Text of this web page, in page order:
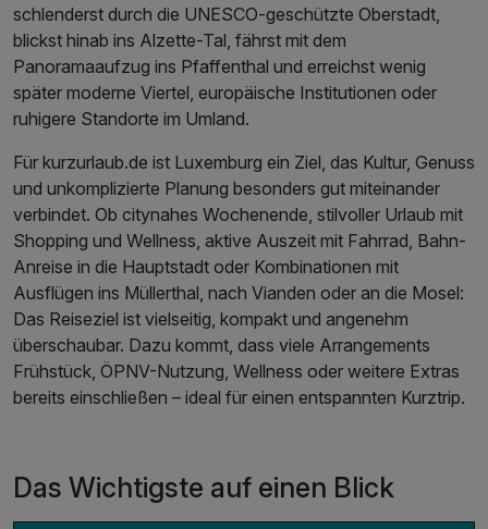
schlenderst durch die UNESCO-geschützte Oberstadt,
blickst hinab ins Alzette-Tal, fährst mit dem
Panoramaaufzug ins Pfaffenthal und erreichst wenig
später moderne Viertel, europäische Institutionen oder
ruhigere Standorte im Umland.
Für kurzurlaub.de ist Luxemburg ein Ziel, das Kultur, Genuss
und unkomplizierte Planung besonders gut miteinander
verbindet. Ob citynahes Wochenende, stilvoller Urlaub mit
Shopping und Wellness, aktive Auszeit mit Fahrrad, Bahn-
Anreise in die Hauptstadt oder Kombinationen mit
Ausflügen ins Müllerthal, nach Vianden oder an die Mosel:
Das Reiseziel ist vielseitig, kompakt und angenehm
überschaubar. Dazu kommt, dass viele Arrangements
Frühstück, ÖPNV-Nutzung, Wellness oder weitere Extras
bereits einschließen – ideal für einen entspannten Kurztrip.
Das Wichtigste auf einen Blick